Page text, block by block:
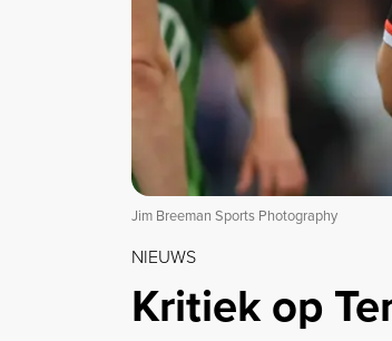
Jim Breeman Sports Photography
NIEUWS
Kritiek op